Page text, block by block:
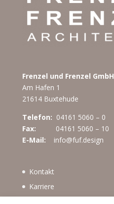
Frenzel und Frenzel GmbH
Am Hafen 1
21614 Buxtehude
Telefon: 04161 5060 – 0
Fax:
04161 5060 – 10
E-Mail:
info@fuf.design
Kontakt
Karriere